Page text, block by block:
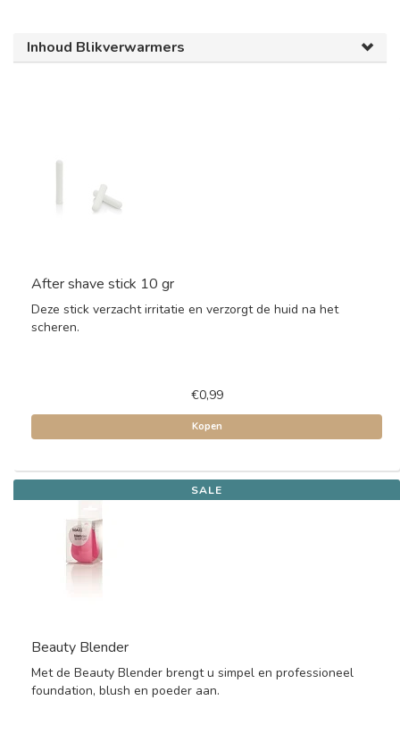
Inhoud Blikverwarmers
After shave stick 10 gr
Deze stick verzacht irritatie en verzorgt de huid na het
scheren.
€0,99
Kopen
SALE
Beauty Blender
Met de Beauty Blender brengt u simpel en professioneel
foundation, blush en poeder aan.